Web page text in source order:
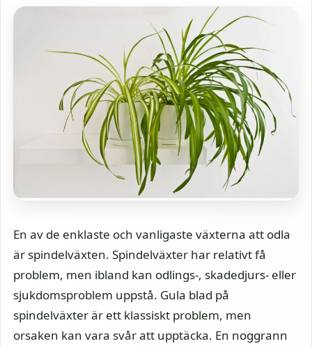
En av de enklaste och vanligaste växterna att odla
är spindelväxten. Spindelväxter har relativt få
problem, men ibland kan odlings-, skadedjurs- eller
sjukdomsproblem uppstå. Gula blad på
spindelväxter är ett klassiskt problem, men
orsaken kan vara svår att upptäcka. En noggrann